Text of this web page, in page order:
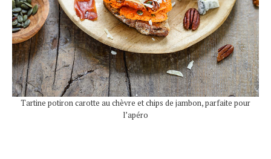
Tartine potiron carotte au chèvre et chips de jambon, parfaite pour
l’apéro